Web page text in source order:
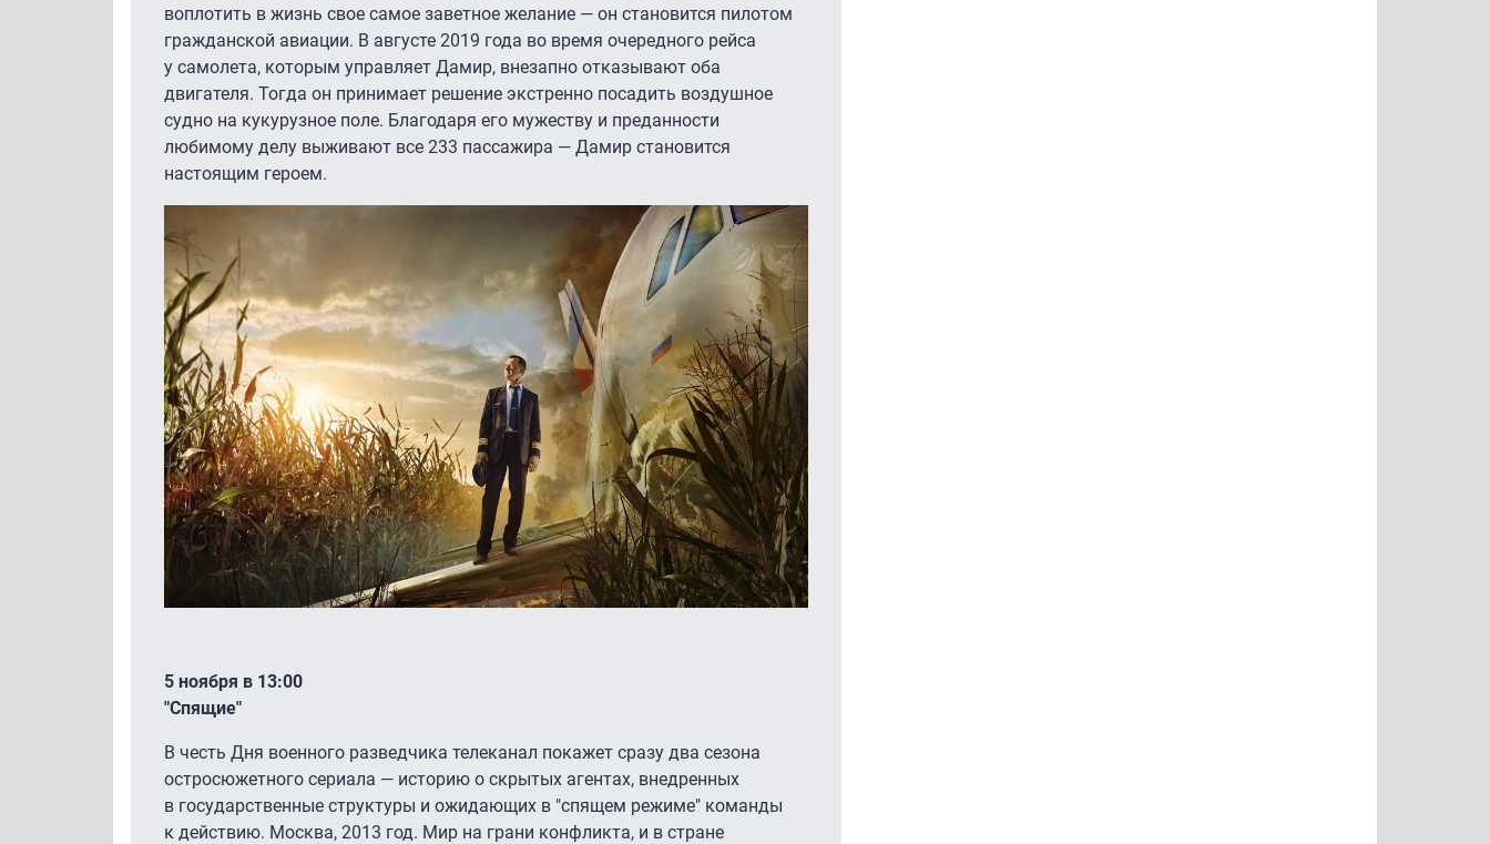
воплотить в жизнь свое самое заветное желание — он становится пилотом
гражданской авиации. В августе 2019 года во время очередного рейса
у самолета, которым управляет Дамир, внезапно отказывают оба
двигателя. Тогда он принимает решение экстренно посадить воздушное
судно на кукурузное поле. Благодаря его мужеству и преданности
любимому делу выживают все 233 пассажира — Дамир становится
настоящим героем.
5 ноября в 13:00
"Спящие"
В честь Дня военного разведчика телеканал покажет сразу два сезона
остросюжетного сериала — историю о скрытых агентах, внедренных
в государственные структуры и ожидающих в "спящем режиме" команды
к действию. Москва, 2013 год. Мир на грани конфликта, и в стране